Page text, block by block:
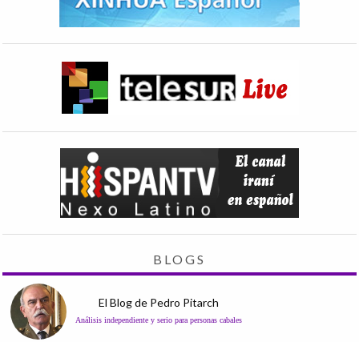
BLOGS
El Blog de Pedro Pitarch
Análisis independiente y serio para personas cabales